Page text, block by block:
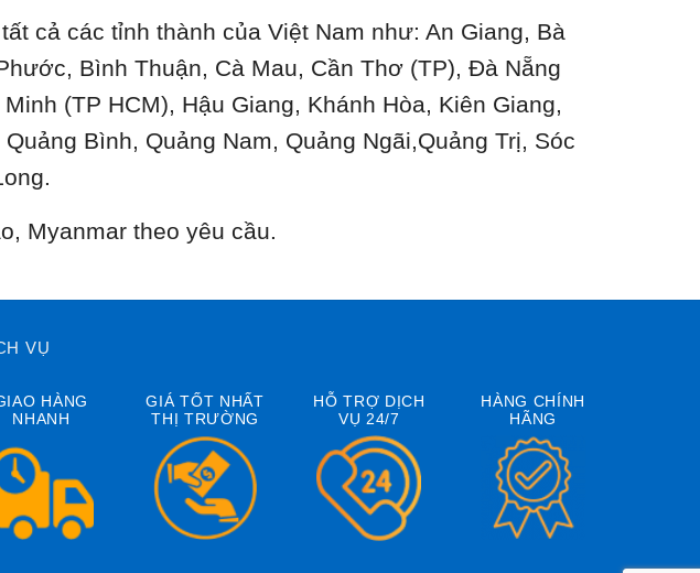
cả các tỉnh thành của Việt Nam như: An Giang, Bà
Bình Thuận, Cà Mau, Cần Thơ (TP), Đà Nẵng
(TP HCM), Hậu Giang, Khánh Hòa, Kiên Giang,
Bình, Quảng Nam, Quảng Ngãi,Quảng Trị, Sóc
Myanmar theo yêu cầu.
VỤ
HÀNG
NHANH
GIÁ TỐT NHẤT
THỊ TRƯỜNG
HỖ TRỢ DỊCH
VỤ 24/7
HÀNG CHÍNH
HÃNG